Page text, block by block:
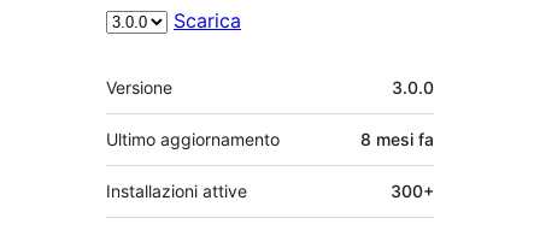
Scarica
Meta
Versione 3.0.0
Ultimo aggiornamento 8 mesi fa
Installazioni attive 300+